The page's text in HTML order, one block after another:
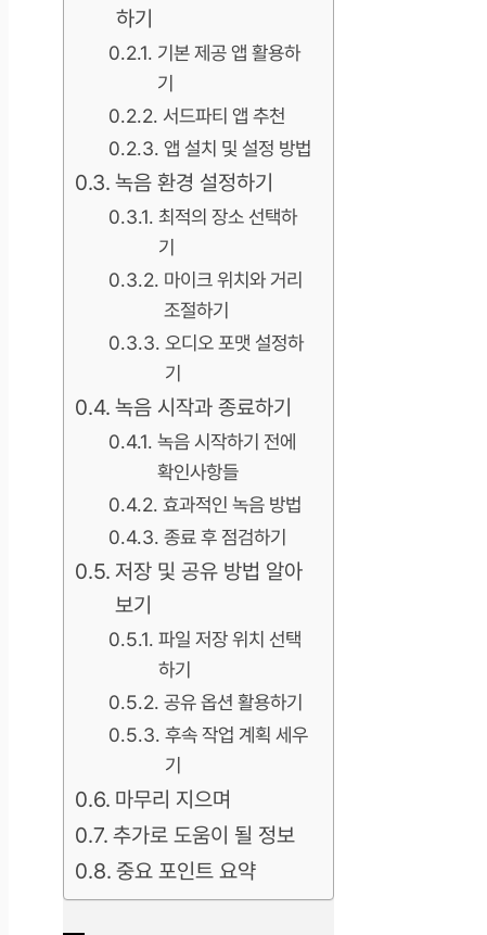
하기
기본 제공 앱 활용하
기
서드파티 앱 추천
앱 설치 및 설정 방법
녹음 환경 설정하기
최적의 장소 선택하
기
마이크 위치와 거리
조절하기
오디오 포맷 설정하
기
녹음 시작과 종료하기
녹음 시작하기 전에
확인사항들
효과적인 녹음 방법
종료 후 점검하기
저장 및 공유 방법 알아
보기
파일 저장 위치 선택
하기
공유 옵션 활용하기
후속 작업 계획 세우
기
마무리 지으며
추가로 도움이 될 정보
중요 포인트 요약